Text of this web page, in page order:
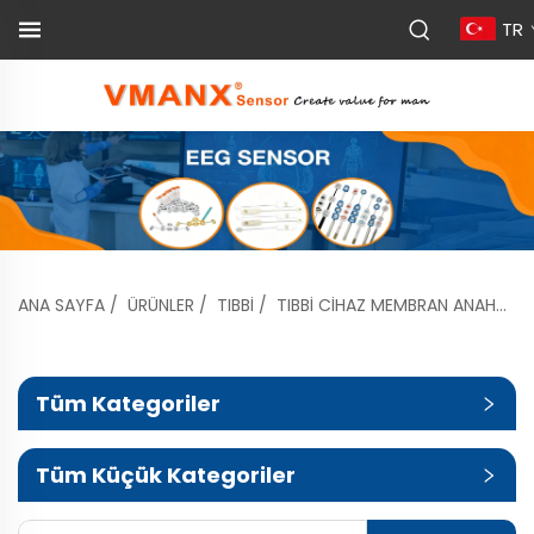
TR
ANA SAYFA / ÜRÜNLER / TIBBI / TIBBI CIHAZ MEMBRAN ANAHTARLARI
Tüm Kategoriler
Tüm Küçük Kategoriler